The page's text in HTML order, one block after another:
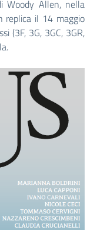
Woody Allen, nella
replica il 14 maggio
(3F, 3G, 3GC, 3GR,